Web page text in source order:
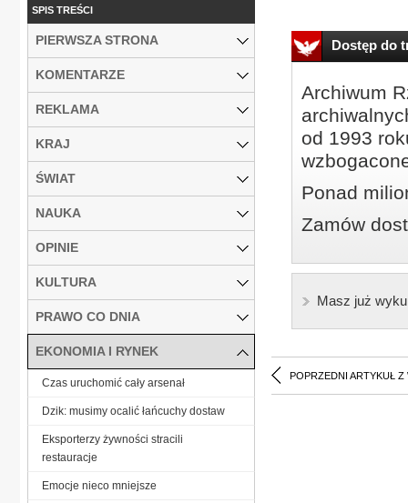
Dostęp do
Archiwum
od 1993
Ponad
Zamów
Masz już
POPRZEDNI ARTYKUŁ Z
SPIS TREŚCI
PIERWSZA STRONA
KOMENTARZE
REKLAMA
KRAJ
ŚWIAT
NAUKA
OPINIE
KULTURA
PRAWO CO DNIA
EKONOMIA I RYNEK
Czas uruchomić cały arsenał
Dzik: musimy ocalić łańcuchy dostaw
Eksporterzy żywności stracili
restauracje
Emocje nieco mniejsze